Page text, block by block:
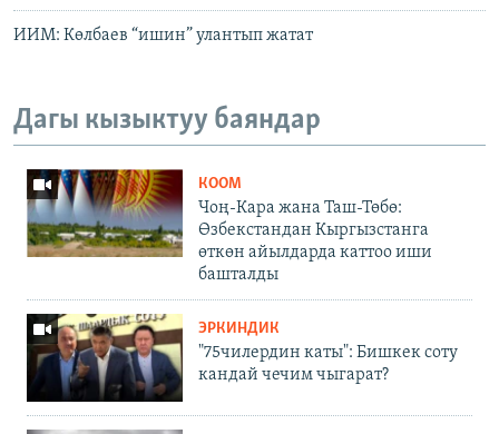
ИИМ: Көлбаев “ишин” улантып жатат
Дагы кызыктуу баяндар
КООМ
Чоң-Кара жана Таш-Төбө:
Өзбекстандан Кыргызстанга
өткөн айылдарда каттоо иши
башталды
ЭРКИНДИК
"75чилердин каты": Бишкек соту
кандай чечим чыгарат?